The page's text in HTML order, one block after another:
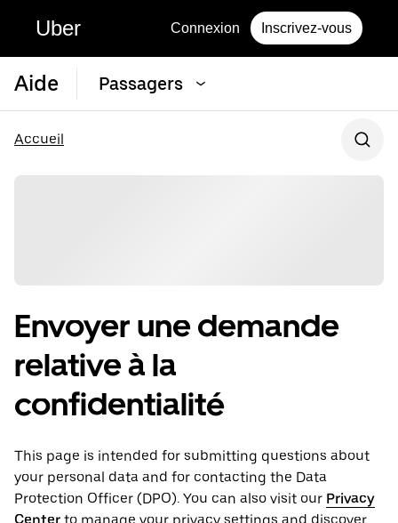
Uber Connexion Inscrivez-vous
Aide Passagers
Accueil
Envoyer une demande
relative à la
confidentialité
This page is intended for submitting questions about
your personal ‌data and for contacting the ‌Data
Protection Officer (​​DPO). You can also visit our Privacy